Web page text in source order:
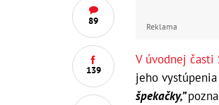
89
139
Reklama
V úvodnej časti
jeho
špekačky,”